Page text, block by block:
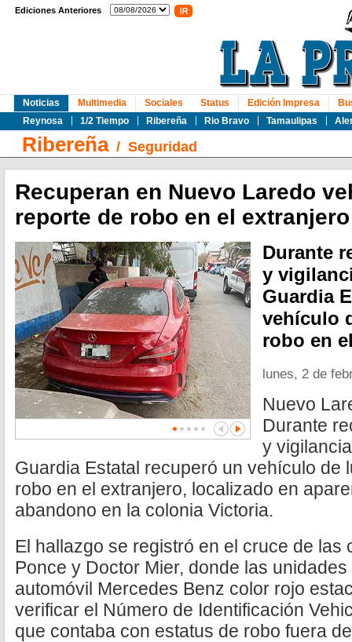
Ediciones Anteriores
Noticias
Reynosa
1/2 Tiempo Ribereña Rio Bravo Tamaulipas
Multimedia Sociales Status Edición Impresa
Ribereña/ Seguridad
Recuperan en Nuevo Laredo
reporte de robo en el extranjero
Durante
y
Guardia
vehículo
robo en
lunes, 2 de
Nuevo
Durante
y
Guardia Estatal recuperó un vehículo de
robo en el extranjero, localizado en
abandono en la colonia Victoria.
El hallazgo se registró en el cruce de las
Ponce y Doctor Mier, donde las
automóvil Mercedes Benz color rojo
verificar el Número de Identificación
que contaba con estatus de robo fuera